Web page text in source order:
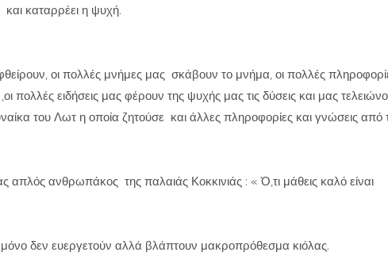
και καταρρέει η ψυχή.
οι πολλές μνήμες μας σκάβουν το μνήμα, οι πολλές
πολλές ειδήσεις μας φέρουν της ψυχής μας τις δύσεις και μας
του Λωτ η οποία ζητούσε και άλλες πληροφορίες και γνώσεις από
απλός ανθρωπάκος της παλαιάς Κοκκινιάς : « Ό,τι μάθεις καλό είναι
δεν ευεργετούν αλλά βλάπτουν μακροπρόθεσμα κιόλας.